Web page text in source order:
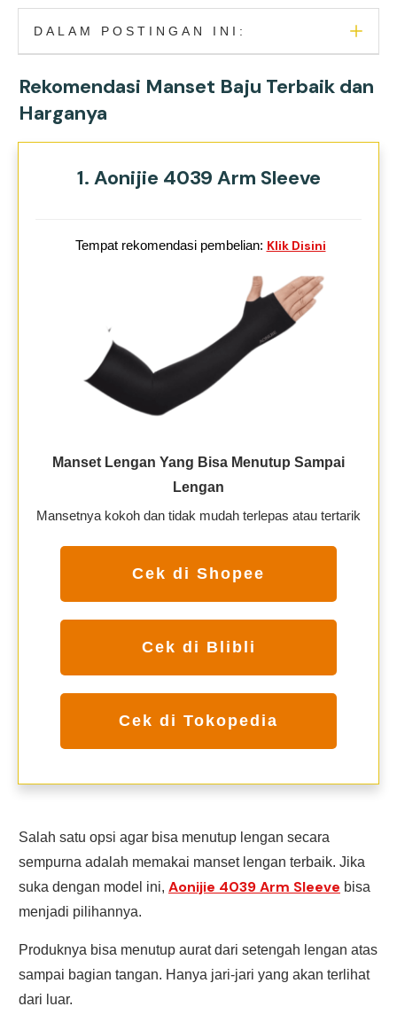
DALAM POSTINGAN INI:
Rekomendasi Manset Baju Terbaik dan
Harganya
1. Aonijie 4039 Arm Sleeve
Tempat rekomendasi pembelian: Klik Disini
Manset Lengan Yang Bisa Menutup Sampai
Lengan
Mansetnya kokoh dan tidak mudah terlepas atau tertarik
Cek di Shopee
Cek di Blibli
Cek di Tokopedia
Salah satu opsi agar bisa menutup lengan secara
sempurna adalah memakai manset lengan terbaik. Jika
suka dengan model ini, Aonijie 4039 Arm Sleeve bisa
menjadi pilihannya.
Produknya bisa menutup aurat dari setengah lengan atas
sampai bagian tangan. Hanya jari-jari yang akan terlihat
dari luar.